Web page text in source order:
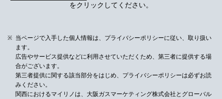
をクリックしてください。
当ページで入手した個人情報は、プライバシーポリシーに従い、取り扱い
ます。
広告やサービス提供などに利用させていただくため、第三者に提供する場
合がございます。
第三者提供に関する該当部分をはじめ、プライバシーポリシーは必ずお読
みください。
関西におけるマイリノは、大阪ガスマーケティング株式会社とグローバル